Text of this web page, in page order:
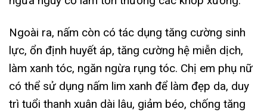
Ngoài ra, nấm còn có tác dụng tăng cường sinh
lực, ổn định huyết áp, tăng cường hệ miễn dịch,
làm xanh tóc, ngăn ngừa rụng tóc. Chị em phụ nữ
có thể sử dụng nấm lim xanh để làm đẹp da, duy
trì tuổi thanh xuân dài lâu, giảm béo, chống tăng